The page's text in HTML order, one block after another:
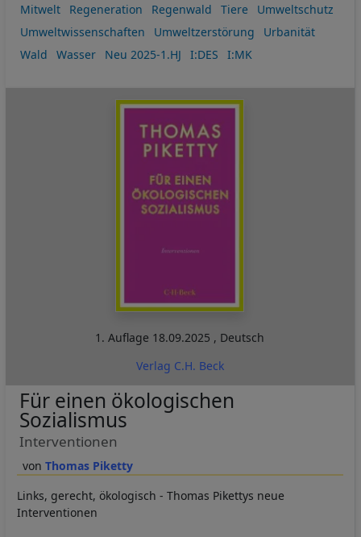
Mitwelt
Regeneration Regenwald Tiere
Umweltschutz
Umweltwissenschaften
Umweltzerstörung
Urbanität
Wald
Wasser Neu 2025-1.HJ I:DES I:MK
1. Auflage 18.09.2025 , Deutsch
Verlag C.H. Beck
Thomas Piketty
Für einen ökologischen
Sozialismus
Interventionen
Links, gerecht, ökologisch - Thomas Pikettys neue
Interventionen